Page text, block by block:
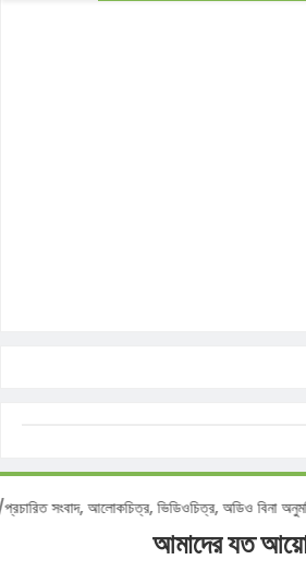
প্রচারিত সংবাদ, আলোকচিত্র, ভিডিওচিত্র, অডিও
আমাদের যত